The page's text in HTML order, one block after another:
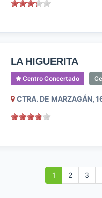
LA HIGUERITA
Centro Concertado
CTRA. DE MARZAGÁN,
1 2 3